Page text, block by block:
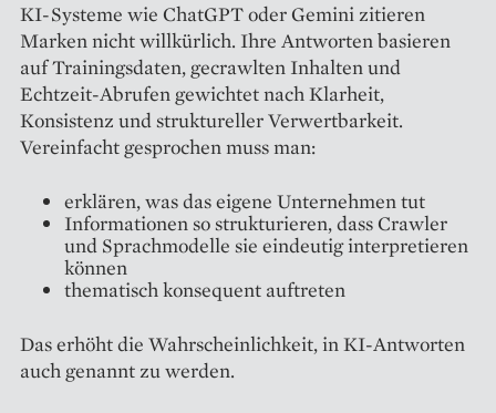
KI-Systeme wie ChatGPT oder Gemini zitieren
Marken nicht willkürlich. Ihre Antworten basieren
auf Trainingsdaten, gecrawlten Inhalten und
Echtzeit-Abrufen gewichtet nach Klarheit,
Konsistenz und struktureller Verwertbarkeit.
Vereinfacht gesprochen muss man:
erklären, was das eigene Unternehmen tut
Informationen so strukturieren, dass Crawler
und Sprachmodelle sie eindeutig interpretieren
können
thematisch konsequent auftreten
Das erhöht die Wahrscheinlichkeit, in KI-Antworten
auch genannt zu werden.